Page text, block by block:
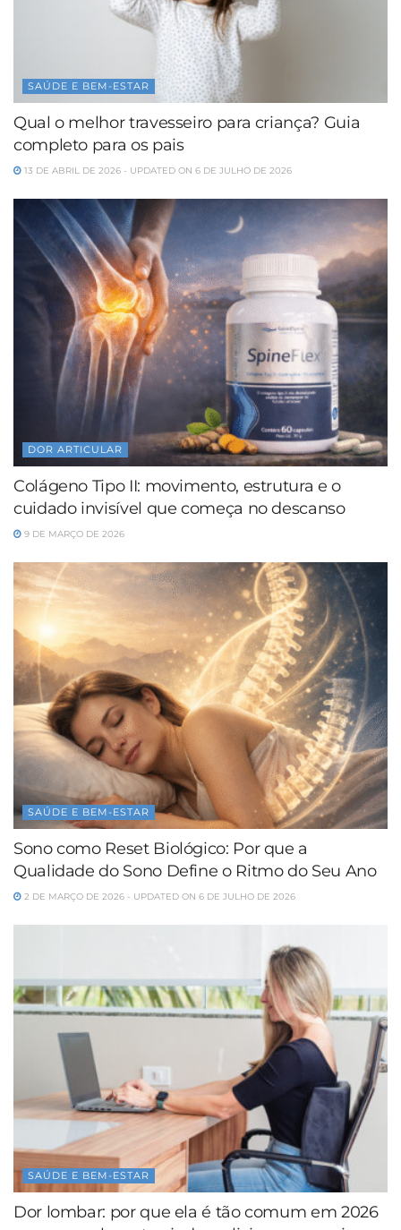
SAÚDE E BEM-ESTAR
Qual o melhor travesseiro para criança? Guia
completo para os pais
13 DE ABRIL DE 2026 - UPDATED ON 6 DE JULHO DE 2026
DOR ARTICULAR
Colágeno Tipo II: movimento, estrutura e o
cuidado invisível que começa no descanso
9 DE MARÇO DE 2026
SAÚDE E BEM-ESTAR
Sono como Reset Biológico: Por que a
Qualidade do Sono Define o Ritmo do Seu Ano
2 DE MARÇO DE 2026 - UPDATED ON 6 DE JULHO DE 2026
SAÚDE E BEM-ESTAR
Dor lombar: por que ela é tão comum em 2026